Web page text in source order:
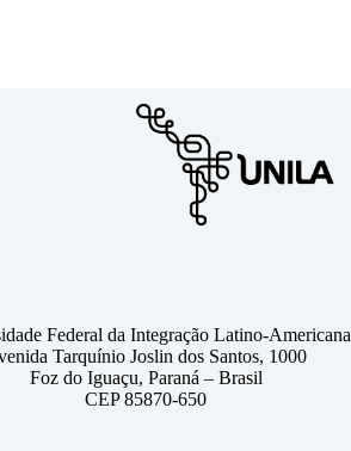
Federal da Integração Latino-Americana
Tarquínio Joslin dos Santos, 1000
Foz do Iguaçu, Paraná – Brasil
CEP 85870-650